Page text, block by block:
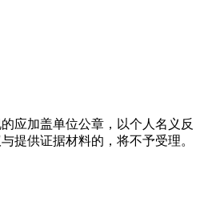
应加盖单位公章，以个人名义反
提供证据材料的，将不予受理。